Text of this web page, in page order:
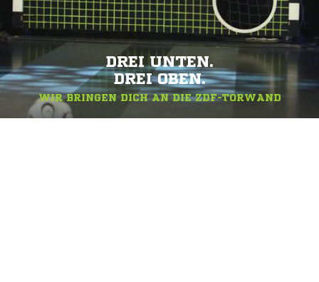
DREI UNTEN.
DREI OBEN.
WIR BRINGEN DICH AN DIE ZDF-TORWAND